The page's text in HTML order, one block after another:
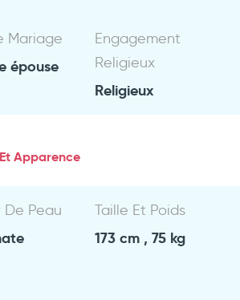
Mariage
épouse
Engagement
Religieux
Religieux
Apparence
De Peau Taille Et Poids
173 cm , 75 kg